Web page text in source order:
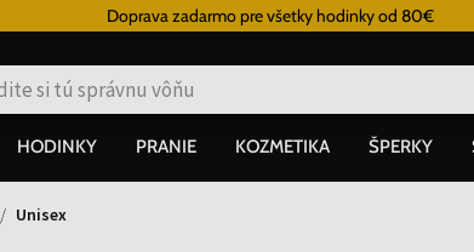
Doprava zadarmo pre všetky hodinky od 80€
HODINKY PRANIE KOZMETIKA ŠPERKY
Unisex